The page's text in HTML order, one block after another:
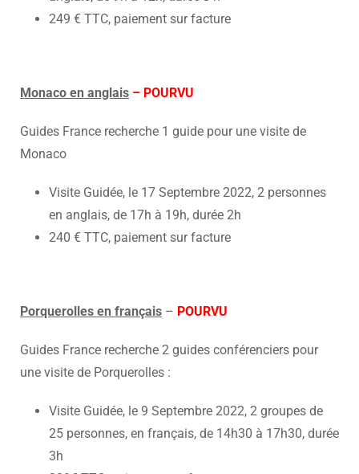
249 € TTC, paiement sur facture
Monaco en anglais – POURVU
Guides France recherche 1 guide pour une visite de
Monaco
Visite Guidée, le 17 Septembre 2022, 2 personnes
en anglais, de 17h à 19h, durée 2h
240 € TTC, paiement sur facture
Porquerolles en français – POURVU
Guides France recherche 2 guides conférenciers pour
une visite de Porquerolles :
Visite Guidée, le 9 Septembre 2022, 2 groupes de
25 personnes, en français, de 14h30 à 17h30, durée
3h